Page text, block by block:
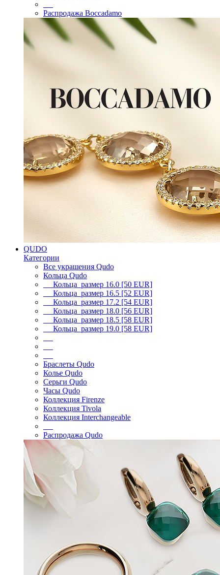
Распродажа Boccadamo
QUDO
Категории
Все украшения Qudo
Кольца Qudo
Кольца размер 16.0 [50 EUR]
Кольца размер 16.5 [52 EUR]
Кольца размер 17.2 [54 EUR]
Кольца размер 18.0 [56 EUR]
Кольца размер 18.5 [58 EUR]
Кольца размер 19.0 [58 EUR]
Браслеты Qudo
Колье Qudo
Серьги Qudo
Часы Qudo
Коллекция Firenze
Коллекция Tivola
Коллекция Interchangeable
Распродажа Qudo